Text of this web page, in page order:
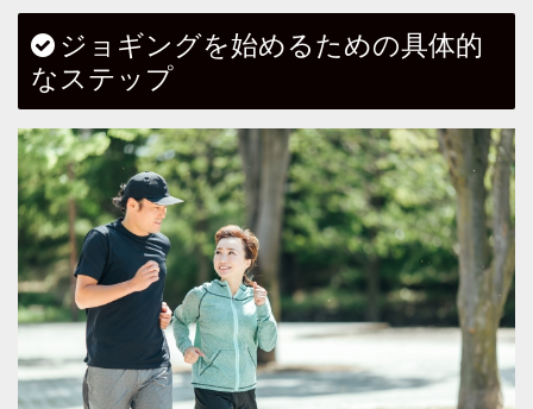
ジョギングを始めるための具体的
なステップ